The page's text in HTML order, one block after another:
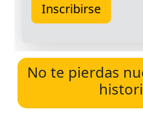
No te pierdas